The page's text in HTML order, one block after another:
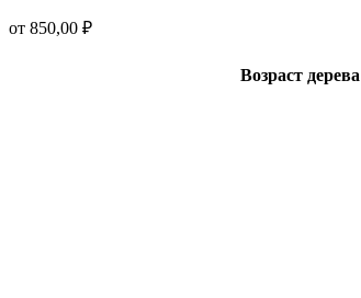
от 850,00 ₽
Возраст дерева